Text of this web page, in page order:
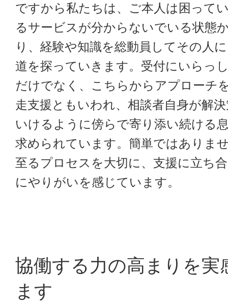
ですから私たちは、ご本人は困って
るサービスが分からないでいる状態
り、経験や知識を総動員してその人
道を探っていきます。受付にいらっ
だけでなく、こちらからアプローチ
走支援ともいわれ、相談者自身が解
いけるように傍らで寄り添い続ける
求められています。簡単ではありま
至るプロセスを大切に、支援に立ち
にやりがいを感じています。
協働する力の高まりを実
ます